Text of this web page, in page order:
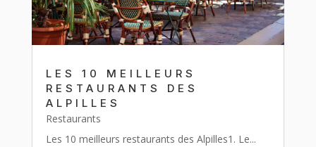
LES 10 MEILLEURS
RESTAURANTS DES
ALPILLES
Restaurants
Les 10 meilleurs restaurants des Alpilles1. Le...